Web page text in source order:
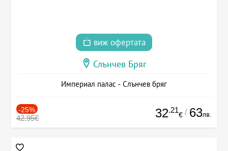
виж офертата
Слънчев Бряг
Империал палас - Слънчев бряг
-25%
42.95€ 32.21
€ / 63лв.